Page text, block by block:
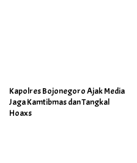
Kapolres Bojonegoro Ajak Media
Jaga Kamtibmas dan Tangkal
Hoaxs